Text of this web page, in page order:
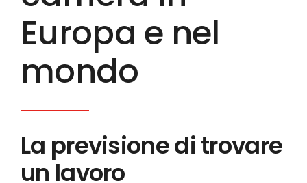
Europa e nel
mondo
La previsione di trovare
un lavoro